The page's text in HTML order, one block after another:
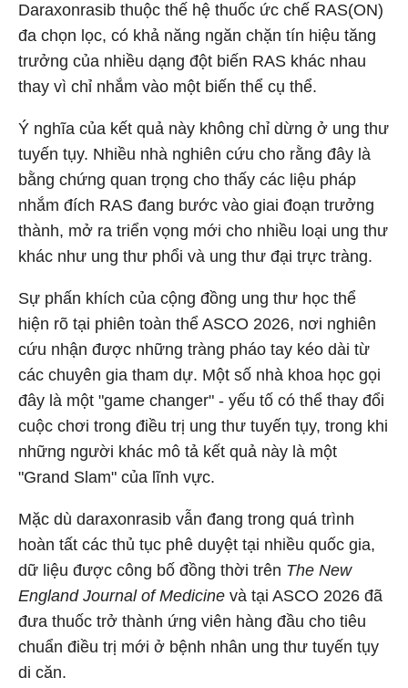
Daraxonrasib thuộc thế hệ thuốc ức chế RAS(ON)
đa chọn lọc, có khả năng ngăn chặn tín hiệu tăng
trưởng của nhiều dạng đột biến RAS khác nhau
thay vì chỉ nhắm vào một biến thể cụ thể.
Ý nghĩa của kết quả này không chỉ dừng ở ung thư
tuyến tụy. Nhiều nhà nghiên cứu cho rằng đây là
bằng chứng quan trọng cho thấy các liệu pháp
nhắm đích RAS đang bước vào giai đoạn trưởng
thành, mở ra triển vọng mới cho nhiều loại ung thư
khác như ung thư phổi và ung thư đại trực tràng.
Sự phấn khích của cộng đồng ung thư học thể
hiện rõ tại phiên toàn thể ASCO 2026, nơi nghiên
cứu nhận được những tràng pháo tay kéo dài từ
các chuyên gia tham dự. Một số nhà khoa học gọi
đây là một "game changer" - yếu tố có thể thay đổi
cuộc chơi trong điều trị ung thư tuyến tụy, trong khi
những người khác mô tả kết quả này là một
"Grand Slam" của lĩnh vực.
Mặc dù daraxonrasib vẫn đang trong quá trình
hoàn tất các thủ tục phê duyệt tại nhiều quốc gia,
dữ liệu được công bố đồng thời trên The New
England Journal of Medicine và tại ASCO 2026 đã
đưa thuốc trở thành ứng viên hàng đầu cho tiêu
chuẩn điều trị mới ở bệnh nhân ung thư tuyến tụy
di căn.